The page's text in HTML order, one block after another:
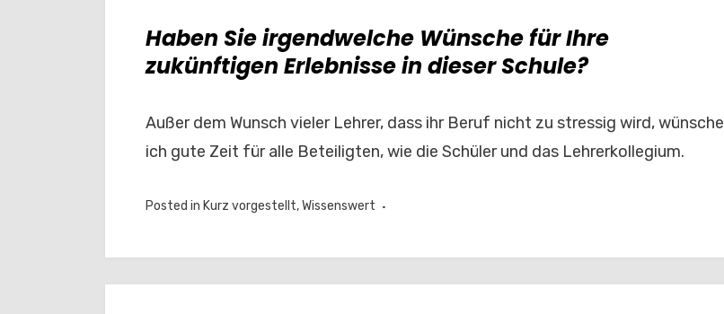
Haben Sie irgendwelche Wünsche für Ihre
zukünftigen Erlebnisse in dieser Schule?
Außer dem Wunsch vieler Lehrer, dass ihr Beruf nicht zu stressig wird, wünsche
ich gute Zeit für alle Beteiligten, wie die Schüler und das Lehrerkollegium.
Posted in Kurz vorgestellt,Wissenswert